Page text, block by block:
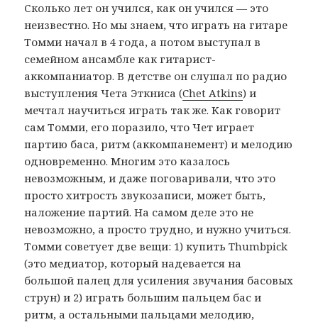
Сколько лет он учился, как он учился — это
неизвестно. Но мы знаем, что играть на гитаре
Томми начал в 4 года, а потом выступал в
семейном ансамбле как гитарист-
аккомпаниатор. В детстве он слушал по радио
выступления Чета Эткниса (Chet Atkins) и
мечтал научиться играть так же. Как говорит
сам Томми, его поразило, что Чет играет
партию баса, ритм (аккомпанемент) и мелодию
одновременно. Многим это казалось
невозможным, и даже поговаривали, что это
просто хитрость звукозаписи, может быть,
наложение партий. На самом деле это не
невозможно, а просто трудно, и нужно учиться.
Томми советует две вещи: 1) купить Thumbpick
(это медиатор, который надевается на
большой палец для усиления звучания басовых
струн) и 2) играть большим пальцем бас и
ритм, а остальными пальцами мелодию,